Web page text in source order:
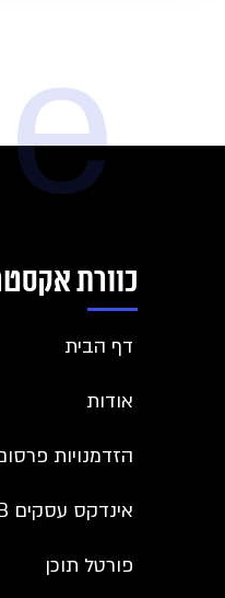
כוורת
דף הבית
אודות
הזדמנויות
אינדקס עסקים BTB
פורטל תוכן